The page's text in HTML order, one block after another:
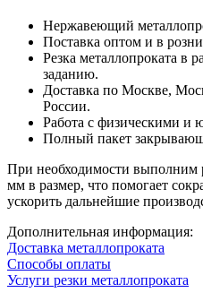
Нержавеющий
Поставка оптом и в
Резка металлопроката в
заданию.
Доставка по Москве,
России.
Работа с физическими и
Полный пакет
При необходимости выполним
мм в размер, что помогает
ускорить дальнейшие
Дополнительная информация:
Доставка металлопроката
Способы оплаты
Услуги резки металлопроката